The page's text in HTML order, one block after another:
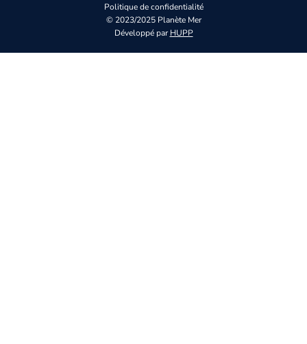
Politique de confidentialité
© 2023/2025 Planète Mer
Développé parHUPP